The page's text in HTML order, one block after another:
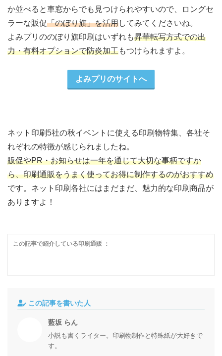
か並べると車窓からでも見つけられやすいので、ロングセ
ラーな販促「のぼり旗」を活用してみてくださいね。
よみプリののぼり旗印刷はいずれも昇華転写方式での出
力・有料オプションで防炎加工もつけられますよ。
よみプリのサイトへ
ネット印刷5社の秋イベントに使える印刷物特集、各社そ
れぞれの特徴が感じられましたね。
販促やPR・お知らせは一年を通じて大切な事柄ですか
ら、印刷通販をうまく使ってお得に制作するのがおすすめ
です。ネット印刷各社にはまだまだ、魅力的な印刷商品が
ありますよ！
この記事で紹介している印刷通販 ：
この記事を書いた人
藍坂 らん
小説も書くライター。印刷物制作と特殊紙が大好きで
す。